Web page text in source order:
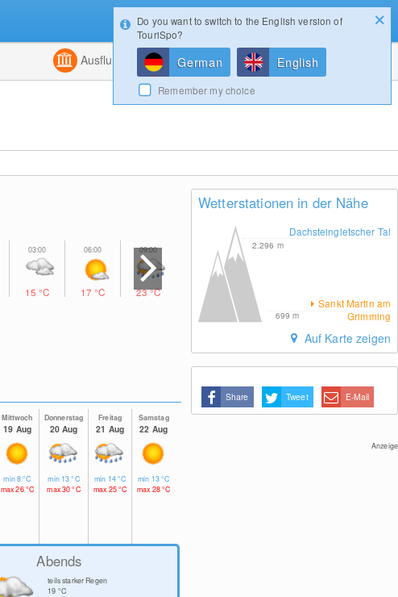
Kombiniert
Ausflugsziele Magazin
15°C 17°C 23°C 26°C 26
Mittwoch
19 Aug
min8°C
max26°C
Donnerstag
20 Aug
min 13°C
max30°C
Freitag
21 Aug
min 14°C
max 25°C
Samstag
22 Aug
min 13°C
max 28°C
Abends
teils starker Regen
19 °C
Wetterstationen in der Nähe
Dachsteingletscher Tal
2.296 m
Sankt Martin am
Grimming
699m
Auf Karte zeigen
Share Tweet E-Mail
Anzeige
Login
Do you want to switch to the English version of
TouriSpo?
German English
Remember my choice
Konfigurator Gewinnspiele